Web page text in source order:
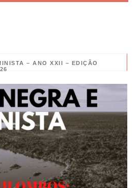
– ANO XXII – EDIÇÃO